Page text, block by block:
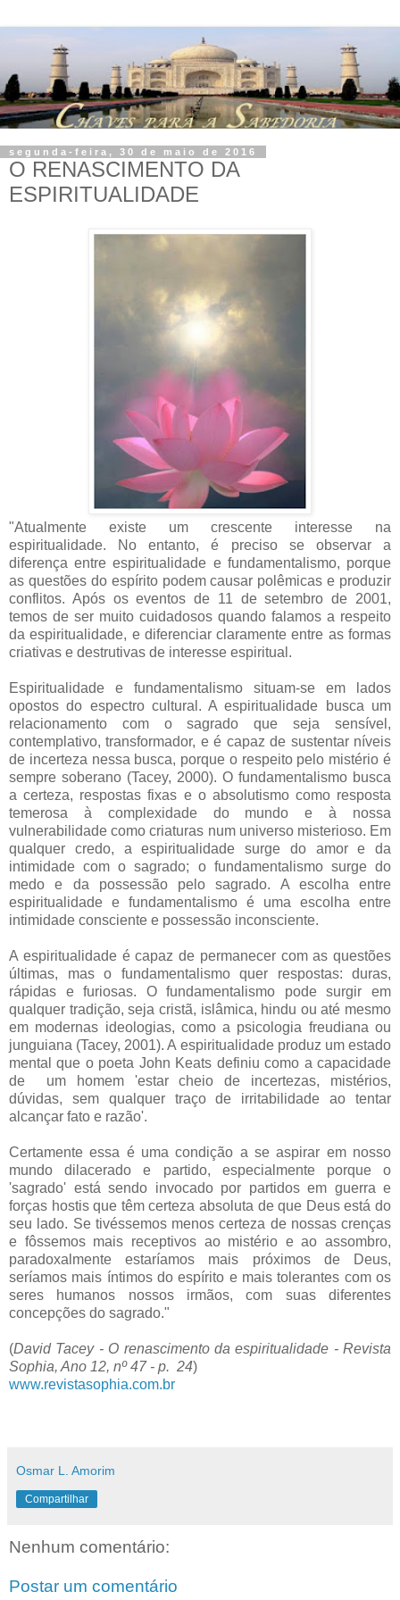
segunda-feira, 30 de maio de 2016
O RENASCIMENTO DA
ESPIRITUALIDADE
"Atualmente existe um crescente interesse na
espiritualidade. No entanto, é preciso se observar a
diferença entre espiritualidade e fundamentalismo, porque
as questões do espírito podem causar polêmicas e produzir
conflitos. Após os eventos de 11 de setembro de 2001,
temos de ser muito cuidadosos quando falamos a respeito
da espiritualidade, e diferenciar claramente entre as formas
criativas e destrutivas de interesse espiritual.
Espiritualidade e fundamentalismo situam-se em lados
opostos do espectro cultural. A espiritualidade busca um
relacionamento com o sagrado que seja sensível,
contemplativo, transformador, e é capaz de sustentar níveis
de incerteza nessa busca, porque o respeito pelo mistério é
sempre soberano (Tacey, 2000). O fundamentalismo busca
a certeza, respostas fixas e o absolutismo como resposta
temerosa à complexidade do mundo e à nossa
vulnerabilidade como criaturas num universo misterioso. Em
qualquer credo, a espiritualidade surge do amor e da
intimidade com o sagrado; o fundamentalismo surge do
medo e da possessão pelo sagrado. A escolha entre
espiritualidade e fundamentalismo é uma escolha entre
intimidade consciente e possessão inconsciente.
A espiritualidade é capaz de permanecer com as questões
últimas, mas o fundamentalismo quer respostas: duras,
rápidas e furiosas. O fundamentalismo pode surgir em
qualquer tradição, seja cristã, islâmica, hindu ou até mesmo
em modernas ideologias, como a psicologia freudiana ou
junguiana (Tacey, 2001). A espiritualidade produz um estado
mental que o poeta John Keats definiu como a capacidade
de um homem 'estar cheio de incertezas, mistérios,
dúvidas, sem qualquer traço de irritabilidade ao tentar
alcançar fato e razão'.
Certamente essa é uma condição a se aspirar em nosso
mundo dilacerado e partido, especialmente porque o
'sagrado' está sendo invocado por partidos em guerra e
forças hostis que têm certeza absoluta de que Deus está do
seu lado. Se tivéssemos menos certeza de nossas crenças
e fôssemos mais receptivos ao mistério e ao assombro,
paradoxalmente estaríamos mais próximos de Deus,
seríamos mais íntimos do espírito e mais tolerantes com os
seres humanos nossos irmãos, com suas diferentes
concepções do sagrado."
(David Tacey - O renascimento da espiritualidade - Revista
Sophia, Ano 12, nº 47 - p. 24)
www.revistasophia.com.br
Osmar L. Amorim
Compartilhar
Nenhum comentário:
Postar um comentário